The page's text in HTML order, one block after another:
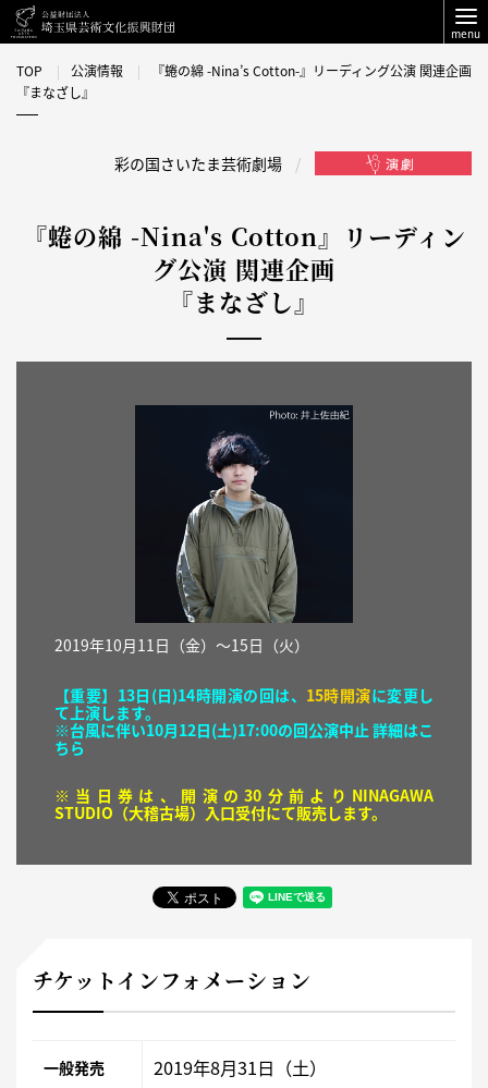
menu
TOP 公演情報
『蜷の綿 -Nina’s Cotton-』リーディング公演 関連企画
『まなざし』
彩の国さいたま芸術劇場
『蜷の綿 -Nina's Cotton』リーディン
グ公演 関連企画
『まなざし』
2019年10月11日（金）〜15日（火）
【重要】13日(日)14時開演の回は、 15時開演に変更し
て上演します。
※台風に伴い10月12日(土)17:00の回公演中止 詳細はこ
ちら
※当日券は、開演の30分前よりNINAGAWA
STUDIO（大稽古場）入口受付にて販売します。
チケットインフォメーション
一般発売 2019年8月31日（土）